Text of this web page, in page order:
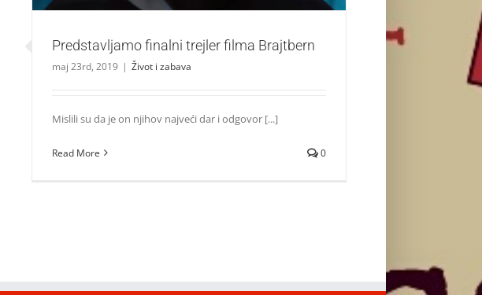
Predstavljamo finalni trejler filma Brajtbern
maj 23rd, 2019 | Život i zabava
Mislili su da je on njihov najveći dar i odgovor [...]
Read More 0